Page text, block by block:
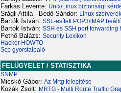
Farkas Levente: Unix/Linux biztonsági
Srágli Attila - Bedő Sándor: Linux
Bartók István: SSL-esített POP3/IMAP
Bartók István: SSH és SSH port forwarding
Pethő Balázs: Security Lexikon
Hacker HOWTO
Scp gyorstalpaló
FELÜGYELET / STATISZTIKA
SNMP
Micskó Gábor: Az Mrtg telepítése
Kozák Zsolt: MRTG - Multi Route Traffic